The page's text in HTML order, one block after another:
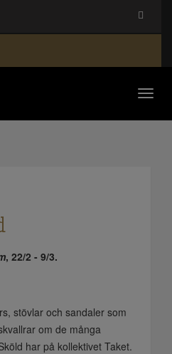
, 22/2 - 9/3.
stövlar och sandaler som
om de många
har på kollektivet Taket.